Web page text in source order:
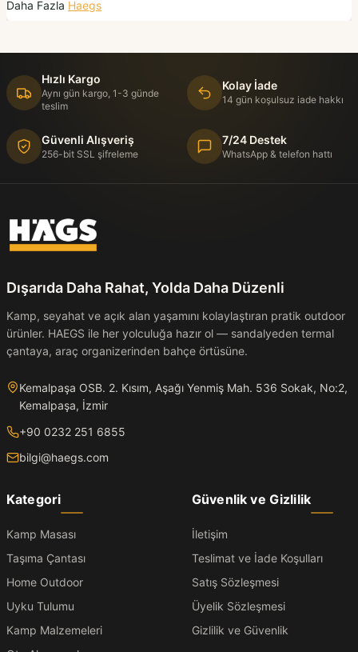
Daha Fazla Haegs
Hızlı Kargo
Aynı gün kargo, 1-3 günde
teslim
Kolay İade
14 gün koşulsuz iade hakkı
Güvenli Alışveriş
256-bit SSL şifreleme
7/24 Destek
WhatsApp & telefon hattı
Dışarıda Daha Rahat, Yolda Daha Düzenli
Kamp, seyahat ve açık alan yaşamını kolaylaştıran pratik outdoor
ürünler. HAEGS ile her yolculuğa hazır ol — sandalyeden termal
çantaya, araç organizerinden bahçe örtüsüne.
Kemalpaşa OSB. 2. Kısım, Aşağı Yenmiş Mah. 536 Sokak, No:2,
Kemalpaşa, İzmir
+90 0232 251 6855
bilgi@haegs.com
Kategori
Kamp Masası
Taşıma Çantası
Home Outdoor
Uyku Tulumu
Kamp Malzemeleri
Güvenlik ve Gizlilik
İletişim
Teslimat ve İade Koşulları
Satış Sözleşmesi
Üyelik Sözleşmesi
Gizlilik ve Güvenlik